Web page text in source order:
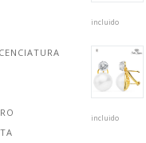
incluido
incluido